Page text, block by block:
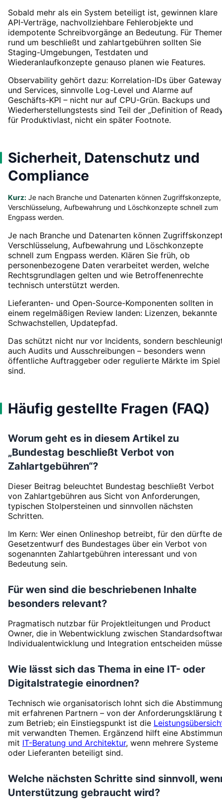
Sobald mehr als ein System beteiligt ist, gewinnen klare
API-Verträge, nachvollziehbare Fehlerobjekte und
idempotente Schreibvorgänge an Bedeutung. Für
rund um beschließt und zahlartgebühren sollten Sie
Staging-Umgebungen, Testdaten und
Wiederanlaufkonzepte genauso planen wie Features.
Observability gehört dazu: Korrelation-IDs über Gateway
und Services, sinnvolle Log-Level und Alarme auf
Geschäfts-KPI – nicht nur auf CPU-Grün. Backups und
Wiederherstellungstests sind Teil der „Definition of
für Produktivlast, nicht ein später Footnote.
Sicherheit, Datenschutz und
Compliance
Kurz: Je nach Branche und Datenarten können Zugriffskonzepte,
Verschlüsselung, Aufbewahrung und Löschkonzepte schnell zum
Engpass werden.
Je nach Branche und Datenarten können
Verschlüsselung, Aufbewahrung und Löschkonzepte
schnell zum Engpass werden. Klären Sie früh, ob
personenbezogene Daten verarbeitet werden, welche
Rechtsgrundlagen gelten und wie Betroffenenrechte
technisch unterstützt werden.
Lieferanten- und Open-Source-Komponenten sollten in
einem regelmäßigen Review landen: Lizenzen, bekannte
Schwachstellen, Updatepfad.
Das schützt nicht nur vor Incidents, sondern
auch Audits und Ausschreibungen – besonders wenn
öffentliche Auftraggeber oder regulierte Märkte im Spiel
sind.
Häufig gestellte Fragen (FAQ)
Worum geht es in diesem Artikel zu
„Bundestag beschließt Verbot von
Zahlartgebühren“?
Dieser Beitrag beleuchtet Bundestag beschließt Verbot
von Zahlartgebühren aus Sicht von Anforderungen,
typischen Stolpersteinen und sinnvollen nächsten
Schritten.
Im Kern: Wer einen Onlineshop betreibt, für den dürfte
Gesetzentwurf des Bundestages über ein Verbot von
sogenannten Zahlartgebühren interessant und von
Bedeutung sein.
Für wen sind die beschriebenen Inhalte
besonders relevant?
Pragmatisch nutzbar für Projektleitungen und Product
Owner, die in Webentwicklung zwischen
Individualentwicklung und Integration entscheiden
Wie lässt sich das Thema in eine IT- oder
Digitalstrategie einordnen?
Technisch wie organisatorisch lohnt sich die
mit erfahrenen Partnern – von der Anforderungsklärung
zum Betrieb; ein Einstiegspunkt ist die
mit verwandten Themen. Ergänzend hilft eine
mit IT-Beratung und Architektur, wenn mehrere Systeme
oder Lieferanten beteiligt sind.
Welche nächsten Schritte sind sinnvoll,
Unterstützung gebraucht wird?